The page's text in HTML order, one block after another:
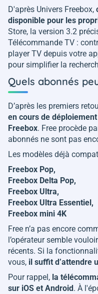
D'après Univers Freebox,
disponible pour les
Store, la version 3.2
Télécommande TV :
player TV depuis votre
pour simplifier la
Quels abonnés
D’après les premiers
en cours de
Freebox. Free procède
abonnés ne sont pas
Les modèles déjà
Freebox Pop,
Freebox Delta Pop,
Freebox Ultra,
Freebox Ultra Essentiel,
Freebox mini 4K
Free n’a pas encore
l’opérateur semble
récents. Si la
vous, il suffit d’attendre
Pour rappel, la
sur iOS et Android . À